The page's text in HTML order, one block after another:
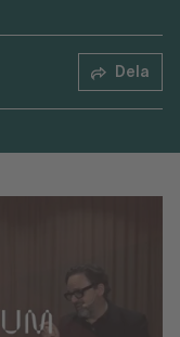
Dela